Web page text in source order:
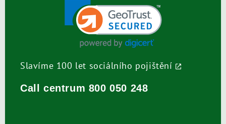
Slavíme 100 let sociálního pojištění
Call centrum 800 050 248